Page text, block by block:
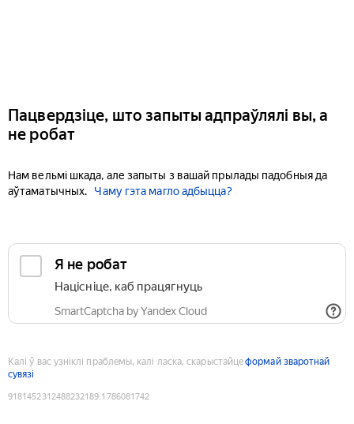
Пацвердзіце, што запыты адпраўлялі вы, а
не робат
Нам вельмі шкада, але запыты з вашай прылады падобныя да
аўтаматычных.
Чаму гэта магло адбыцца?
Я не робат
Націсніце, каб працягнуць
SmartCaptcha by Yandex Cloud
Калі ў вас узніклі праблемы, калі ласка, скарыстайцеформай зваротнай
сувязі
9181452312488232189:1786081742